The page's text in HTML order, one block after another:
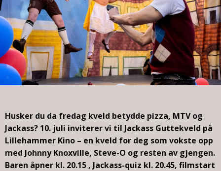
Husker du da fredag kveld betydde pizza, MTV og
Jackass? 10. juli inviterer vi til Jackass Guttekveld på
Lillehammer Kino – en kveld for deg som vokste opp
med Johnny Knoxville, Steve-O og resten av gjengen.
Baren åpner kl. 20.15 , Jackass-quiz kl. 20.45, filmstart